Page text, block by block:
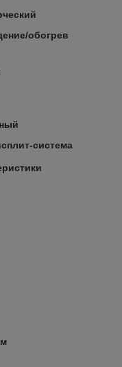
обогрев
система